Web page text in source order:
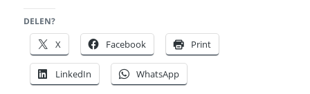
DELEN?
X Facebook Print
LinkedIn WhatsApp